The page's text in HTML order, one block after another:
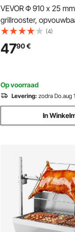
VEVOR Φ 910 x 25
grillrooster,
grillrooster, robuust
BBQ grillrooster met
ondersteuning,
(4)
4790€
Op voorraad
Levering: zodra Do.aug
In